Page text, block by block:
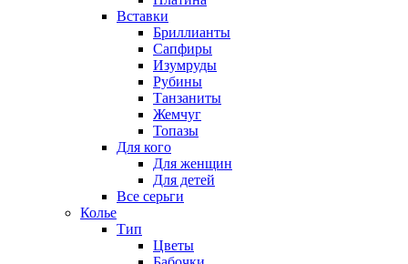
Вставки
Бриллианты
Сапфиры
Изумруды
Рубины
Танзаниты
Жемчуг
Топазы
Для кого
Для женщин
Для детей
Все серьги
Колье
Тип
Цветы